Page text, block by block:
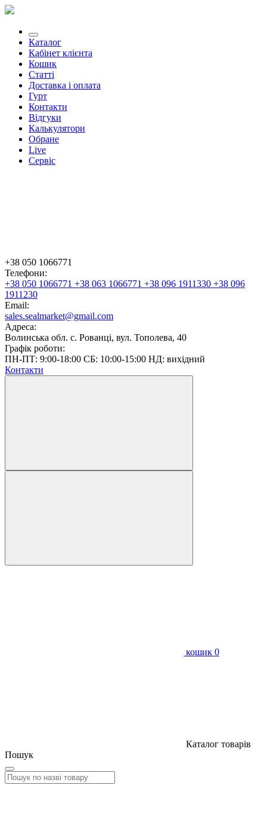
Каталог
Кабінет клієнта
Кошик
Статті
Доставка і оплата
Гурт
Контакти
Відгуки
Калькулятори
Обране
Live
Сервіс
+38 050 1066771
Телефони:
+38 050 1066771 +38 063 1066771 +38 096 1911330 +38 096
1911230
Email:
sales.sealmarket@gmail.com
Адреса:
Волинська обл. с. Рованці, вул. Тополева, 40
Графік роботи:
ПН-ПТ: 9:00-18:00 СБ: 10:00-15:00 НД: вихідний
Контакти
кошик 0
Каталог товарів
Пошук